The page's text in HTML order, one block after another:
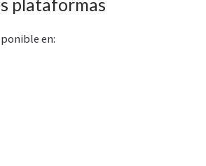
plataformas
en: